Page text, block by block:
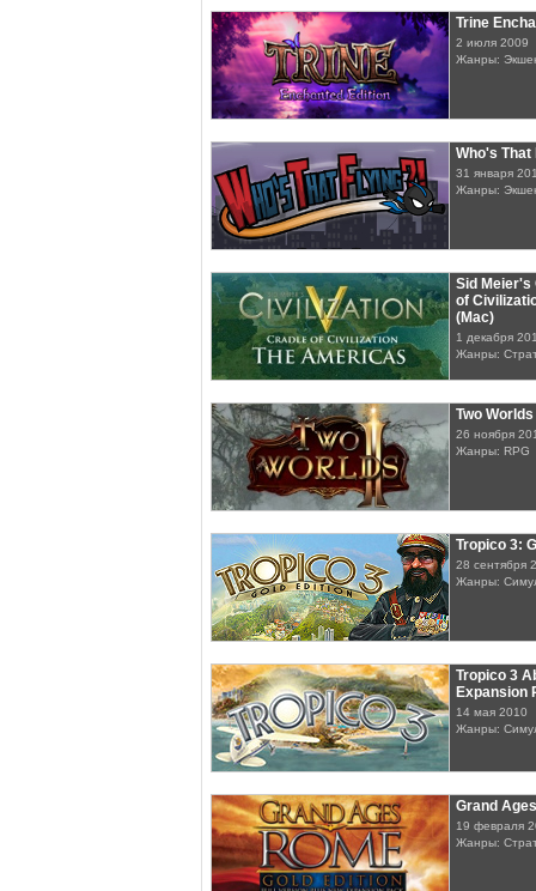
Trine
2 июля 2009
Жанры:
Who's That
31 января
Жанры:
Sid Meier's
of
(Mac)
1 декабря
Жанры:
Two Worlds
26 ноября
Жанры: RPG
Tropico 3:
28 сентября
Жанры:
Tropico 3
Expansion
14 мая 2010
Жанры:
Grand
19 февраля
Жанры: